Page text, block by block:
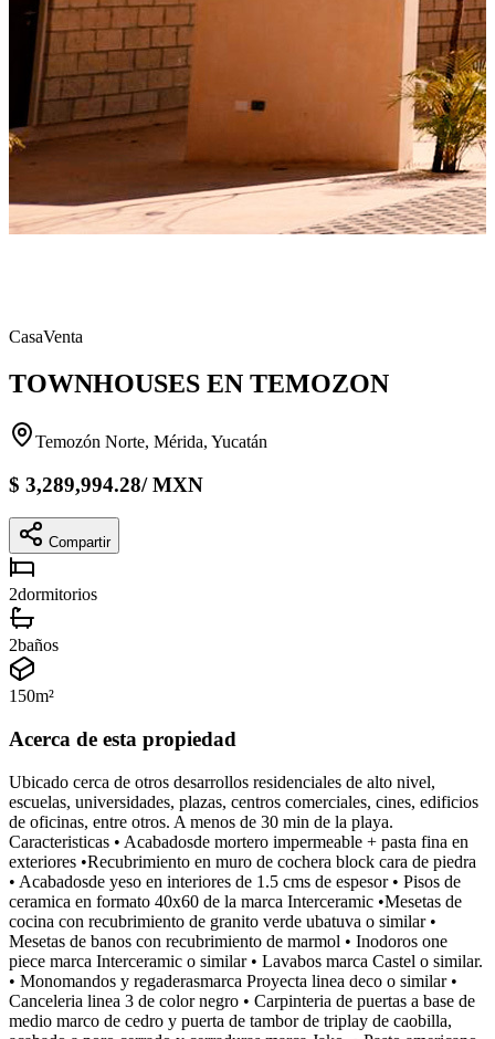
CasaVenta
TOWNHOUSES EN TEMOZON
Temozón Norte, Mérida, Yucatán
$ 3,289,994.28/MXN
Compartir
2dormitorios
2baños
150m²
Acerca de esta propiedad
Ubicado cerca de otros desarrollos residenciales de alto nivel,
escuelas, universidades, plazas, centros comerciales, cines, edificios
de oficinas, entre otros. A menos de 30 min de la playa.
Caracteristicas • Acabadosde mortero impermeable + pasta fina en
exteriores •Recubrimiento en muro de cochera block cara de piedra
• Acabadosde yeso en interiores de 1.5 cms de espesor • Pisos de
ceramica en formato 40x60 de la marca Interceramic •Mesetas de
cocina con recubrimiento de granito verde ubatuva o similar •
Mesetas de banos con recubrimiento de marmol • Inodoros one
piece marca Interceramic o similar • Lavabos marca Castel o similar.
• Monomandos y regaderasmarca Proyecta linea deco o similar •
Canceleria linea 3 de color negro • Carpinteria de puertas a base de
medio marco de cedro y puerta de tambor de triplay de caobilla,